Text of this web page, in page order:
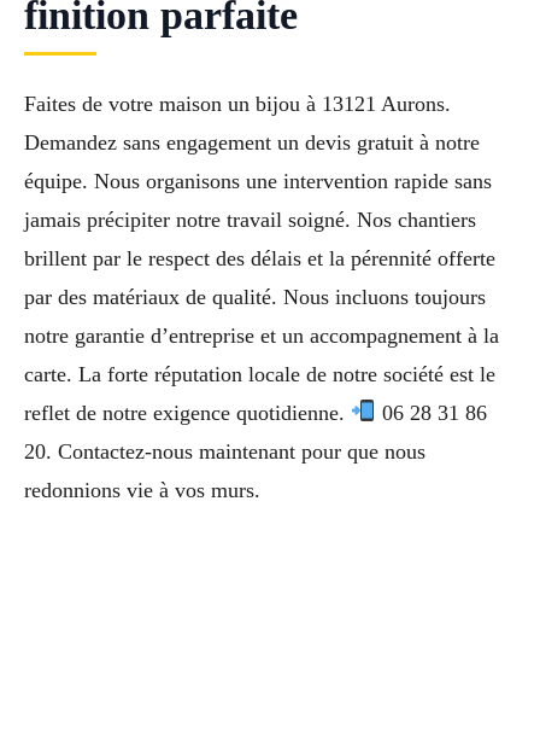
finition parfaite
Faites de votre maison un bijou à 13121 Aurons.
Demandez sans engagement un devis gratuit à notre
équipe. Nous organisons une intervention rapide sans
jamais précipiter notre travail soigné. Nos chantiers
brillent par le respect des délais et la pérennité offerte
par des matériaux de qualité. Nous incluons toujours
notre garantie d’entreprise et un accompagnement à la
carte. La forte réputation locale de notre société est le
reflet de notre exigence quotidienne.
06 28 31 86
20. Contactez-nous maintenant pour que nous
redonnions vie à vos murs.